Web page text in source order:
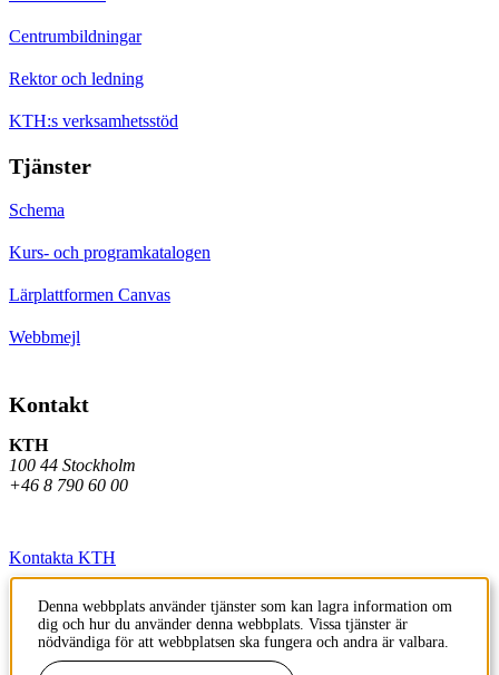
Centrumbildningar
Rektor och ledning
KTH:s verksamhetsstöd
Tjänster
Schema
Kurs- och programkatalogen
Lärplattformen Canvas
Webbmejl
Kontakt
KTH
100 44 Stockholm
+46 8 790 60 00
Kontakta KTH
Jobba på KTH
Press och media
Denna webbplats använder tjänster som kan lagra information om
dig och hur du använder denna webbplats. Vissa tjänster är
nödvändiga för att webbplatsen ska fungera och andra är valbara.